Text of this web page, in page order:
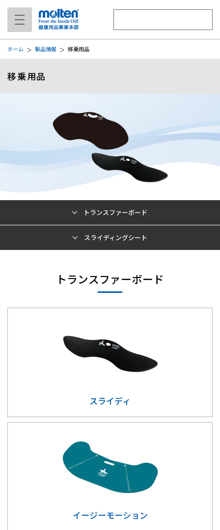
ホーム 製品情報 移乗用品
移乗用品
トランスファーボード
スライディングシート
トランスファーボード
スライディ
イージーモーション